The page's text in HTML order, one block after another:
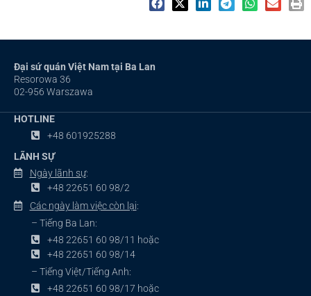
Đại sứ quán Việt Nam tại Ba Lan
Resorowa 36
02-956 Warszawa
HOTLINE
+48 601925288
LÃNH SỰ
Ngày lãnh sự:
+48 22651 60 98/2
Các ngày làm việc còn lại:
– Tiếng Ba Lan:
+48 22651 60 98/11 hoặc
+48 22651 60 98/14
– Tiếng Việt/Tiếng Anh:
+48 22651 60 98/17 hoặc